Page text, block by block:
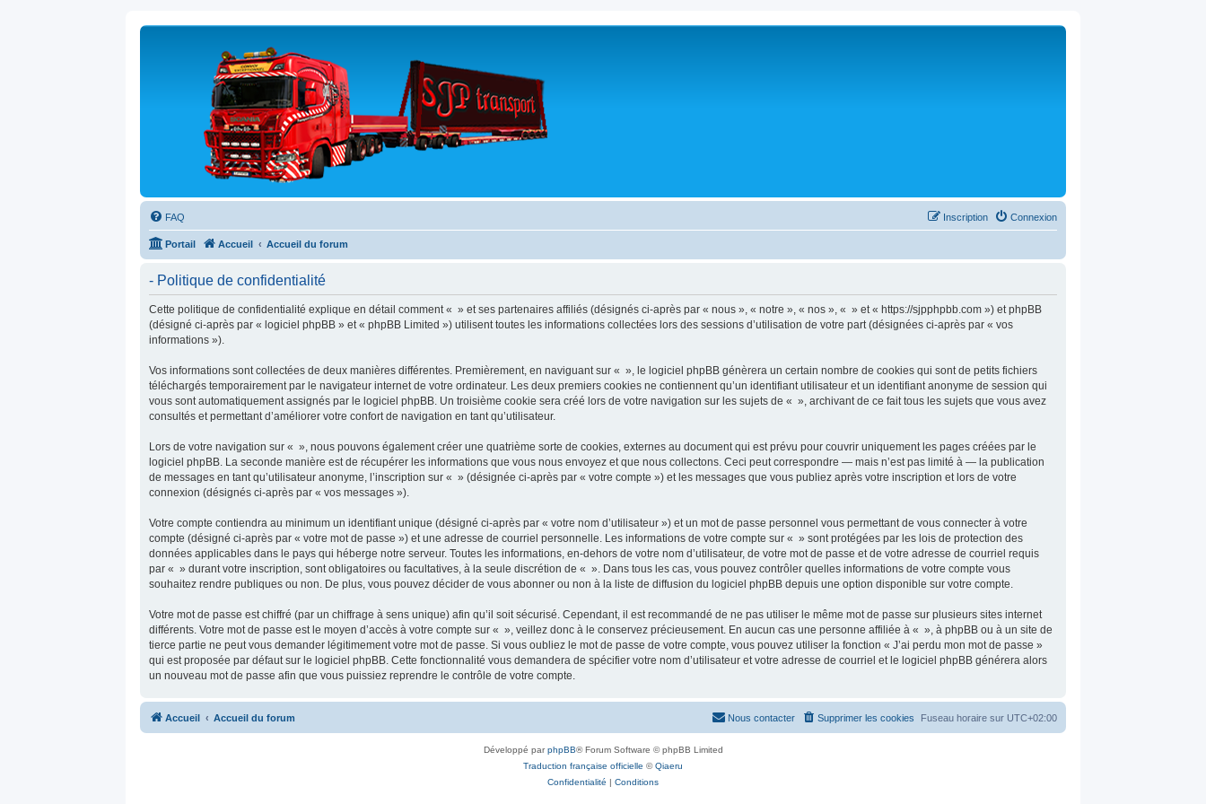
FAQ Connexion
Inscription
Portail Accueil Accueil du forum
- Politique de confidentialité
Cette politique de confidentialité explique en détail comment « » et ses partenaires affiliés (désignés ci-après par « nous », « notre », « nos », « » et « https://sjpphpbb.com ») et phpBB
(désigné ci-après par « logiciel phpBB » et « phpBB Limited ») utilisent toutes les informations collectées lors des sessions d’utilisation de votre part (désignées ci-après par « vos
informations »).
Vos informations sont collectées de deux manières différentes. Premièrement, en naviguant sur « », le logiciel phpBB génèrera un certain nombre de cookies qui sont de petits fichiers
téléchargés temporairement par le navigateur internet de votre ordinateur. Les deux premiers cookies ne contiennent qu’un identifiant utilisateur et un identifiant anonyme de session qui
vous sont automatiquement assignés par le logiciel phpBB. Un troisième cookie sera créé lors de votre navigation sur les sujets de « », archivant de ce fait tous les sujets que vous avez
consultés et permettant d’améliorer votre confort de navigation en tant qu’utilisateur.
Lors de votre navigation sur « », nous pouvons également créer une quatrième sorte de cookies, externes au document qui est prévu pour couvrir uniquement les pages créées par le
logiciel phpBB. La seconde manière est de récupérer les informations que vous nous envoyez et que nous collectons. Ceci peut correspondre — mais n’est pas limité à — la publication
de messages en tant qu’utilisateur anonyme, l’inscription sur « » (désignée ci-après par « votre compte ») et les messages que vous publiez après votre inscription et lors de votre
connexion (désignés ci-après par « vos messages »).
Votre compte contiendra au minimum un identifiant unique (désigné ci-après par « votre nom d’utilisateur ») et un mot de passe personnel vous permettant de vous connecter à votre
compte (désigné ci-après par « votre mot de passe ») et une adresse de courriel personnelle. Les informations de votre compte sur « » sont protégées par les lois de protection des
données applicables dans le pays qui héberge notre serveur. Toutes les informations, en-dehors de votre nom d’utilisateur, de votre mot de passe et de votre adresse de courriel requis
par « » durant votre inscription, sont obligatoires ou facultatives, à la seule discrétion de « ». Dans tous les cas, vous pouvez contrôler quelles informations de votre compte vous
souhaitez rendre publiques ou non. De plus, vous pouvez décider de vous abonner ou non à la liste de diffusion du logiciel phpBB depuis une option disponible sur votre compte.
Votre mot de passe est chiffré (par un chiffrage à sens unique) afin qu’il soit sécurisé. Cependant, il est recommandé de ne pas utiliser le même mot de passe sur plusieurs sites internet
différents. Votre mot de passe est le moyen d’accès à votre compte sur « », veillez donc à le conservez précieusement. En aucun cas une personne affiliée à « », à phpBB ou à un site de
tierce partie ne peut vous demander légitimement votre mot de passe. Si vous oubliez le mot de passe de votre compte, vous pouvez utiliser la fonction « J’ai perdu mon mot de passe »
qui est proposée par défaut sur le logiciel phpBB. Cette fonctionnalité vous demandera de spécifier votre nom d’utilisateur et votre adresse de courriel et le logiciel phpBB générera alors
un nouveau mot de passe afin que vous puissiez reprendre le contrôle de votre compte.
Accueil Accueil du forum Fuseau horaire sur UTC+02:00
Supprimer les cookies
Nous contacter
Développé parphpBB® Forum Software © phpBB Limited
Traduction française officielle ©Qiaeru
Confidentialité | Conditions